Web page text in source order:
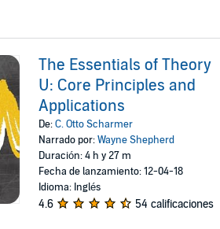
The Essentials of Theory
U: Core Principles and
Applications
De:C. Otto Scharmer
Narrado por:Wayne Shepherd
Duración: 4 h y 27 m
Fecha de lanzamiento: 12-04-18
Idioma: Inglés
4.6 54 calificaciones